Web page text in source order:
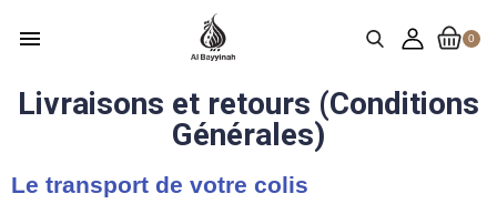
0
menu
Livraisons et retours (Conditions
Générales)
Le transport de votre colis